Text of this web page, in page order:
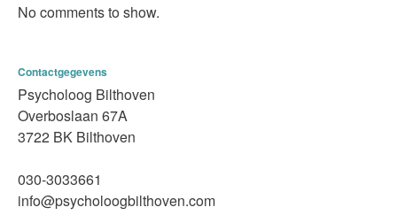
No comments to show.
Contactgegevens
Psycholoog Bilthoven
Overboslaan 67A
3722 BK Bilthoven
030-3033661
info@psycholoogbilthoven.com